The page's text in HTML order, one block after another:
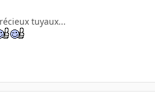
tuyaux...